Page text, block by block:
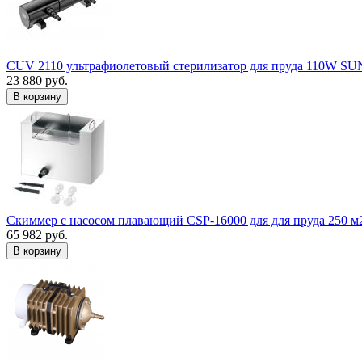
CUV 2110 ультрафиолетовый стерилизатор для пруда 110W
23 880 руб.
В корзину
Скиммер с насосом плавающий CSP-16000 для для пруда 250
65 982 руб.
В корзину